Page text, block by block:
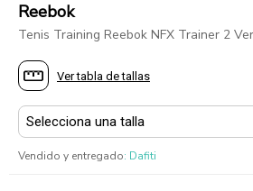
Reebok
Tenis Training Reebok NFX Trainer 2
Ver tabla de tallas
Vendido y entregado: Dafiti